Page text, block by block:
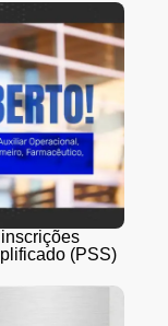
(PSS)